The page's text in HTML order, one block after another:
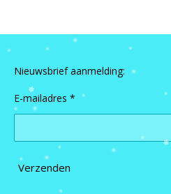
Nieuwsbrief aanmelding:
E-mailadres *
Verzenden